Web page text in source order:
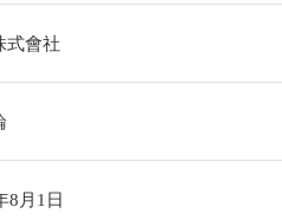
式會社
8月1日